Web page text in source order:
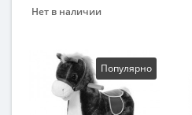
Нет в наличии
Транспорт
Материал
Популярно